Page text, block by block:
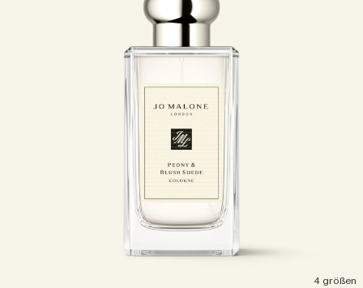
4 größen